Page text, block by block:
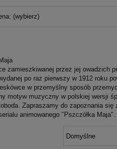
(wybierz)
zamieszkiwanej przez jej owadzich
po raz pierwszy w 1912 roku
w przemyślny sposób
motyw muzyczny w polskiej wersji
Zapraszamy do zapoznania się
animowanego "Pszczółka Maja".